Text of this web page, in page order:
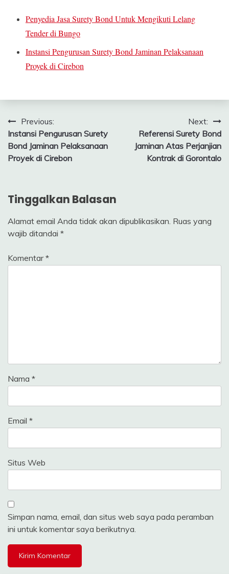
Penyedia Jasa Surety Bond Untuk Mengikuti Lelang
Tender di Bungo
Instansi Pengurusan Surety Bond Jaminan Pelaksanaan
Proyek di Cirebon
Navigasi
pos
Previous:
Instansi Pengurusan Surety
Bond Jaminan Pelaksanaan
Proyek di Cirebon
Next:
Referensi Surety Bond
Jaminan Atas Perjanjian
Kontrak di Gorontalo
Tinggalkan Balasan
Alamat email Anda tidak akan dipublikasikan. Ruas yang
wajib ditandai *
Komentar*
Nama *
Email *
Situs Web
Simpan nama, email, dan situs web saya pada peramban
ini untuk komentar saya berikutnya.